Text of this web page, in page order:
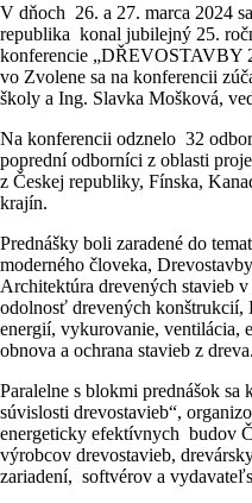
V dňoch 26. a 27. marca 2024
republika konal jubilejný 25.
konferencie „DŘEVOSTAVBY
vo Zvolene sa na konferencii
školy a Ing. Slavka Mošková,
Na konferencii odznelo 32
poprední odborníci z oblasti
z Českej republiky, Fínska,
krajín.
Prednášky boli zaradené do
moderného človeka,
Architektúra drevených stavieb
odolnosť drevených konštrukcií,
energií, vykurovanie, ventilácia,
obnova a ochrana stavieb z dreva.
Paralelne s blokmi prednášok
súvislosti drevostavieb“,
energeticky efektívnych budov
výrobcov drevostavieb,
zariadení, softvérov a